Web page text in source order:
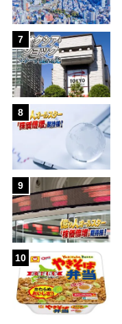
7
8
9
10